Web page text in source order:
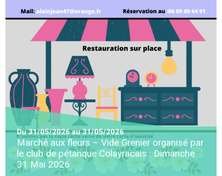
Du31/05/2026au31/05/2026
Marché aux fleurs – Vide Grenier organisé par
le club de pétanque Colayracais : Dimanche
31 Mai 2026